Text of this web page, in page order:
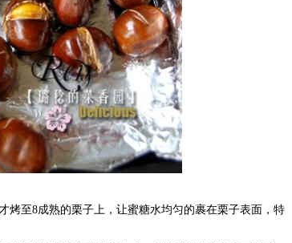
至8成熟的栗子上，让蜜糖水均匀的裹在栗子表面，特